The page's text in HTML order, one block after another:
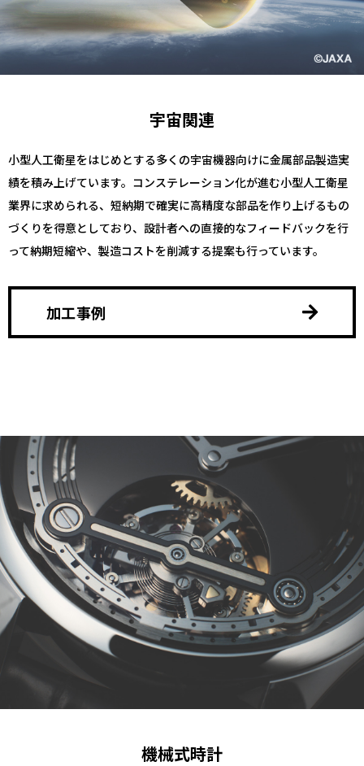
宇宙関連
小型人工衛星をはじめとする多くの宇宙機器向けに金属部品製造実
績を積み上げています。コンステレーション化が進む小型人工衛星
業界に求められる、短納期で確実に高精度な部品を作り上げるもの
づくりを得意としており、設計者への直接的なフィードバックを行
って納期短縮や、製造コストを削減する提案も行っています。
加工事例
機械式時計